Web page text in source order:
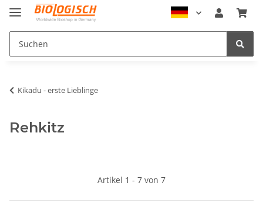
Kikadu - erste Lieblinge
Rehkitz
Artikel 1 - 7 von 7